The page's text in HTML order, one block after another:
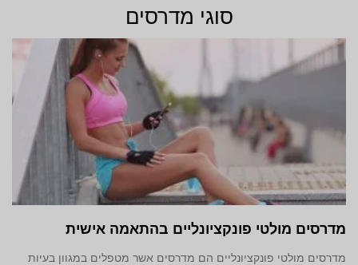
סוגי מדרסים
מדרסים מולטי פונקציונליים בהתאמה אישית
מדרסים מולטי פונקציונליים הם מדרסים אשר מטפלים במגוון בעיות